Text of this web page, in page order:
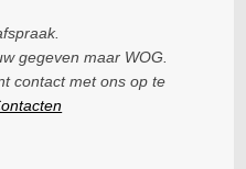
gegeven maar WOG.
contact met ons op te